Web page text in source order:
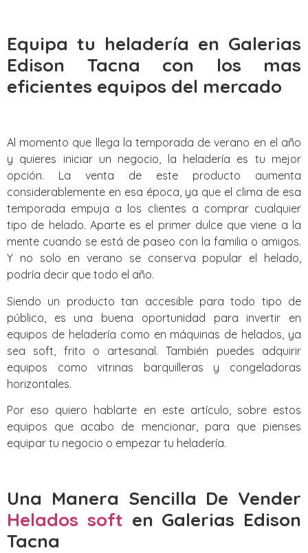
Equipa tu heladería en Galerias
Edison Tacna con los mas
eficientes equipos del mercado
Al momento que llega la temporada de verano en el año
y quieres iniciar un negocio, la heladería es tu mejor
opción. La venta de este producto aumenta
considerablemente en esa época, ya que el clima de esa
temporada empuja a los clientes a comprar cualquier
tipo de helado. Aparte es el primer dulce que viene a la
mente cuando se está de paseo con la familia o amigos.
Y no solo en verano se conserva popular el helado,
podría decir que todo el año.
Siendo un producto tan accesible para todo tipo de
público, es una buena oportunidad para invertir en
equipos de heladería como en máquinas de helados, ya
sea soft, frito o artesanal. También puedes adquirir
equipos como vitrinas barquilleras y congeladoras
horizontales.
Por eso quiero hablarte en este artículo, sobre estos
equipos que acabo de mencionar, para que pienses
equipar tu negocio o empezar tu heladería.
Una Manera Sencilla De Vender
Helados soft en Galerias Edison
Tacna